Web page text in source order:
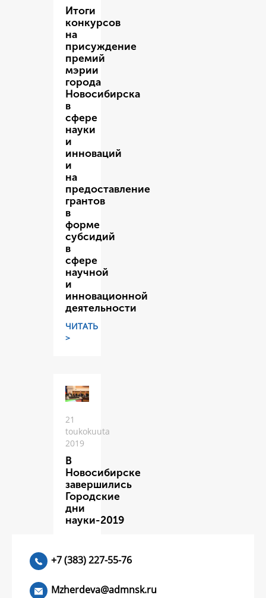
Итоги
конкурсов
на
присуждение
премий
мэрии
города
Новосибирска
в
сфере
науки
и
инноваций
и
на
предоставление
грантов
в
форме
субсидий
в
сфере
научной
и
инновационной
деятельности
ЧИТАТЬ
>
21
toukokuuta
2019
В
Новосибирске
завершились
Городские
дни
науки-2019
+7 (383) 227-55-76
Mzherdeva@admnsk.ru